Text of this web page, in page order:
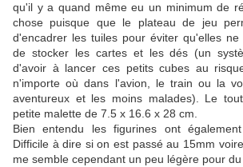
qu'il y a quand même eu un minimum de
chose puisque que le plateau de jeu
d'encadrer les tuiles pour éviter qu'elles
de stocker les cartes et les dés (un
d'avoir à lancer ces petits cubes au
n'importe où dans l'avion, le train ou la
aventureux et les moins malades). Le
petite malette de 7.5 x 16.6 x 28 cm.
Bien entendu les figurines ont
Difficile à dire si on est passé au 15mm
me semble cependant un peu légère pour du